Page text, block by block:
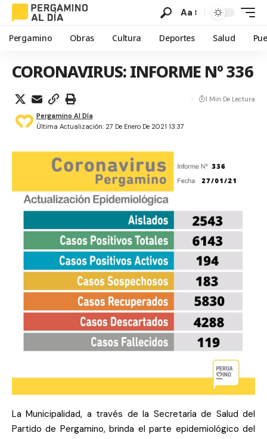
Aa
Pergamino Obras Cultura Deportes Salud
CORONAVIRUS: INFORME Nº 336
Última Actualización: 27 De Enero De 2021 13:37
Pergamino Al Día
1 Min De Lectura
La Municipalidad, a través de la Secretaría de Salud del
Partido de Pergamino, brinda el parte epidemiológico del